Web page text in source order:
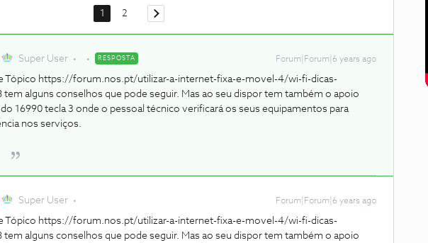
1 2
Super User RESPOSTA Forum|Forum|6 years ago
Tópico https://forum.nos.pt/utilizar-a-internet-fixa-e-movel-4/wi-fi-dicas-
tem alguns conselhos que pode seguir. Mas ao seu dispor tem também o apoio
16990 tecla 3 onde o pessoal técnico verificará os seus equipamentos para
nos serviços.
Super User Forum|Forum|6 years ago
Tópico https://forum.nos.pt/utilizar-a-internet-fixa-e-movel-4/wi-fi-dicas-
tem alguns conselhos que pode seguir. Mas ao seu dispor tem também o apoio